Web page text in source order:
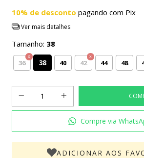
10% de desconto pagando com Pix
Ver mais detalhes
Tamanho: 38
36 38 40 42 44 48
Compre via
ADICIONAR AOS